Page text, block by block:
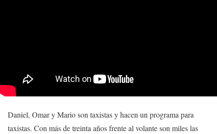
Daniel, Omar y Mario son taxistas y hacen un programa para
taxistas. Con más de treinta años frente al volante son miles las